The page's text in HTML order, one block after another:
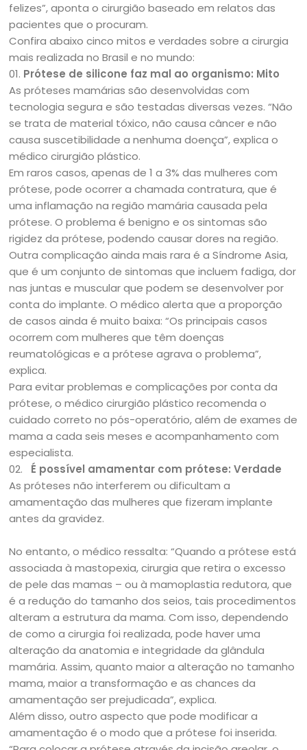
felizes”, aponta o cirurgião baseado em relatos das
pacientes que o procuram.
Confira abaixo cinco mitos e verdades sobre a cirurgia
mais realizada no Brasil e no mundo:
01. Prótese de silicone faz mal ao organismo: Mito
As próteses mamárias são desenvolvidas com
tecnologia segura e são testadas diversas vezes. “Não
se trata de material tóxico, não causa câncer e não
causa suscetibilidade a nenhuma doença”, explica o
médico cirurgião plástico.
Em raros casos, apenas de 1 a 3% das mulheres com
prótese, pode ocorrer a chamada contratura, que é
uma inflamação na região mamária causada pela
prótese. O problema é benigno e os sintomas são
rigidez da prótese, podendo causar dores na região.
Outra complicação ainda mais rara é a Síndrome Asia,
que é um conjunto de sintomas que incluem fadiga, dor
nas juntas e muscular que podem se desenvolver por
conta do implante. O médico alerta que a proporção
de casos ainda é muito baixa: “Os principais casos
ocorrem com mulheres que têm doenças
reumatológicas e a prótese agrava o problema”,
explica.
Para evitar problemas e complicações por conta da
prótese, o médico cirurgião plástico recomenda o
cuidado correto no pós-operatório, além de exames de
mama a cada seis meses e acompanhamento com
especialista.
02. É possível amamentar com prótese: Verdade
As próteses não interferem ou dificultam a
amamentação das mulheres que fizeram implante
antes da gravidez.
No entanto, o médico ressalta: “Quando a prótese está
associada à mastopexia, cirurgia que retira o excesso
de pele das mamas – ou à mamoplastia redutora, que
é a redução do tamanho dos seios, tais procedimentos
alteram a estrutura da mama. Com isso, dependendo
de como a cirurgia foi realizada, pode haver uma
alteração da anatomia e integridade da glândula
mamária. Assim, quanto maior a alteração no tamanho
mama, maior a transformação e as chances da
amamentação ser prejudicada”, explica.
Além disso, outro aspecto que pode modificar a
amamentação é o modo que a prótese foi inserida.